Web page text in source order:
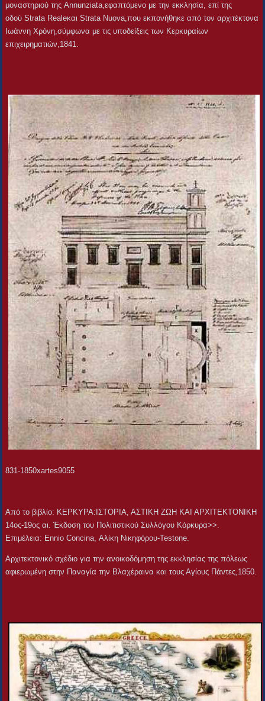
μοναστηριού της Annunziata,εφαπτόμενο με την εκκλησία, επί της
οδού Strata Realeκαι Strata Nuova,που εκπονήθηκε από τον αρχιτέκτονα
Ιωάννη Χρόνη,σύμφωνα με τις υποδείξεις των Κερκυραίων
επιχειρηματιών,1841.
831-1850xartes9055
Aπό το βιβλίο: ΚΕΡΚΥΡΑ:ΙΣΤΟΡΙΑ, ΑΣΤΙΚΗ ΖΩΗ ΚΑΙ ΑΡΧΙΤΕΚΤΟΝΙΚΗ
14ος-19ος αι. Έκδοση του Πολιτιστικού Συλλόγου Κόρκυρα>>.
Επιμέλεια: Ennio Concina, Αλίκη Νικηφόρου-Testone.
Αρχιτεκτονικό σχέδιο για την ανοικοδόμηση της εκκλησίας της πόλεως
αφιερωμένη στην Παναγία την Βλαχέραινα και τους Αγίους Πάντες,1850.